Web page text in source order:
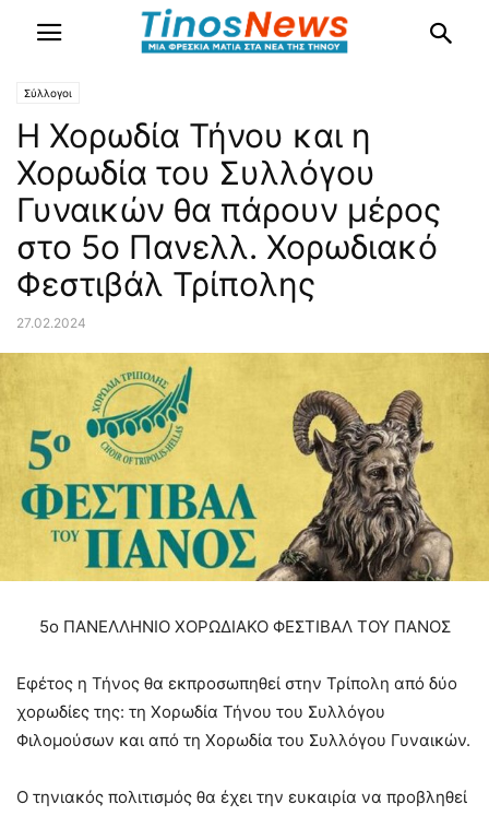
Σύλλογοι
Η Χορωδία Τήνου και η
Χορωδία του Συλλόγου
Γυναικών θα πάρουν μέρος
στο 5ο Πανελλ. Χορωδιακό
Φεστιβάλ Τρίπολης
27.02.2024
5ο ΠΑΝΕΛΛΗΝΙΟ ΧΟΡΩΔΙΑΚΟ ΦΕΣΤΙΒΑΛ ΤΟΥ ΠΑΝΟΣ
Εφέτος η Τήνος θα εκπροσωπηθεί στην Τρίπολη από δύο
χορωδίες της: τη Χορωδία Τήνου του Συλλόγου
Φιλομούσων και από τη Χορωδία του Συλλόγου Γυναικών.
Ο τηνιακός πολιτισμός θα έχει την ευκαιρία να προβληθεί